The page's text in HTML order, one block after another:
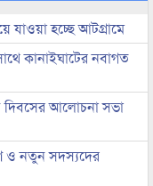
হচ্ছে আটগ্রামে
কানাইঘাটের নবাগত
দিবসের আলোচনা সভা
ও নতুন সদস্যদের